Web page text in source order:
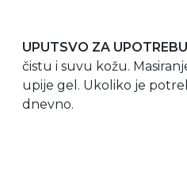
UPUTSVO ZA
čistu i suvu kožu.
upije gel. Ukoliko je
dnevno.